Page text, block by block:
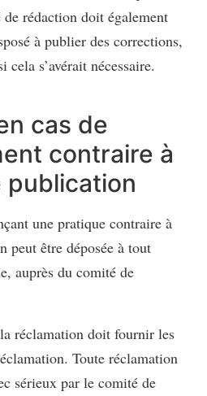
rédaction doit également
à publier des corrections,
cela s’avérait nécessaire.
cas de
contraire à
publication
une pratique contraire à
peut être déposée à tout
auprès du comité de
réclamation doit fournir les
Toute réclamation
sérieux par le comité de